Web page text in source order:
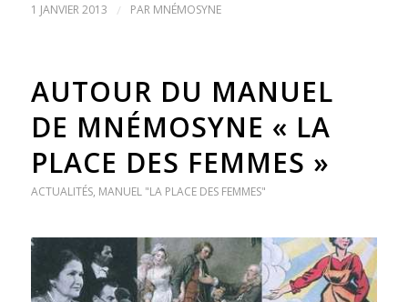
1 JANVIER 2013 / PAR MNÉMOSYNE
AUTOUR DU MANUEL
DE MNÉMOSYNE « LA
PLACE DES FEMMES »
ACTUALITÉS, MANUEL "LA PLACE DES FEMMES"